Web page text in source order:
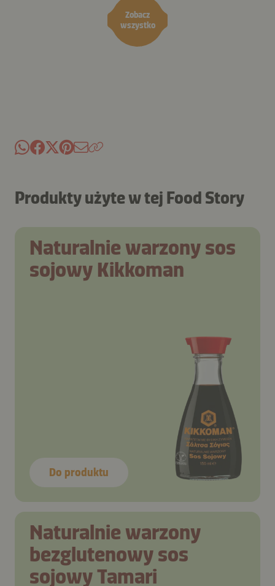
Zobacz
wszystko
Produkty użyte w tej Food Story
Naturalnie warzony sos
sojowy Kikkoman
Do produktu
Naturalnie warzony
bezglutenowy sos
sojowy Tamari